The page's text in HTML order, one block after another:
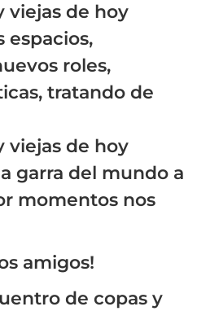
viejas de hoy
espacios,
roles,
tratando de
viejas de hoy
garra del mundo a
momentos nos
amigos!
de copas y